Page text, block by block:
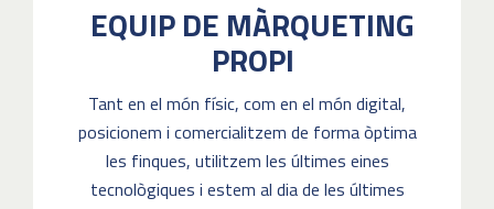
EQUIP DE MÀRQUETING
PROPI
Tant en el món físic, com en el món digital,
posicionem i comercialitzem de forma òptima
les finques, utilitzem les últimes eines
tecnològiques i estem al dia de les últimes